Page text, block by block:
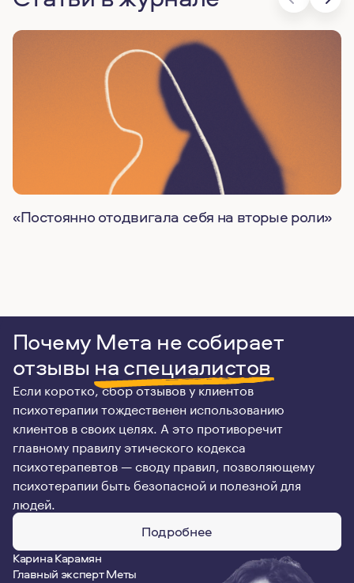
«Постоянно отодвигала себя на вторые роли»
Почему Мета не собирает
отзывы на специалистов
Если коротко, сбор отзывов у клиентов
психотерапии тождественен использованию
клиентов в своих целях. А это противоречит
главному правилу этического кодекса
психотерапевтов — своду правил, позволяющему
психотерапии быть безопасной и полезной для
людей.
Подробнее
Карина Карамян
Главный эксперт Меты